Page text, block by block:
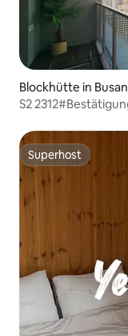
Blockhütte in Busan
S2
Haeundae-
Superhost
Superhost